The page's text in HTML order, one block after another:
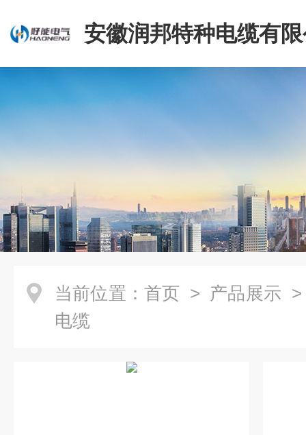
安徽润邦特种电缆有
当前位置： 首页 > 产品展示
电缆